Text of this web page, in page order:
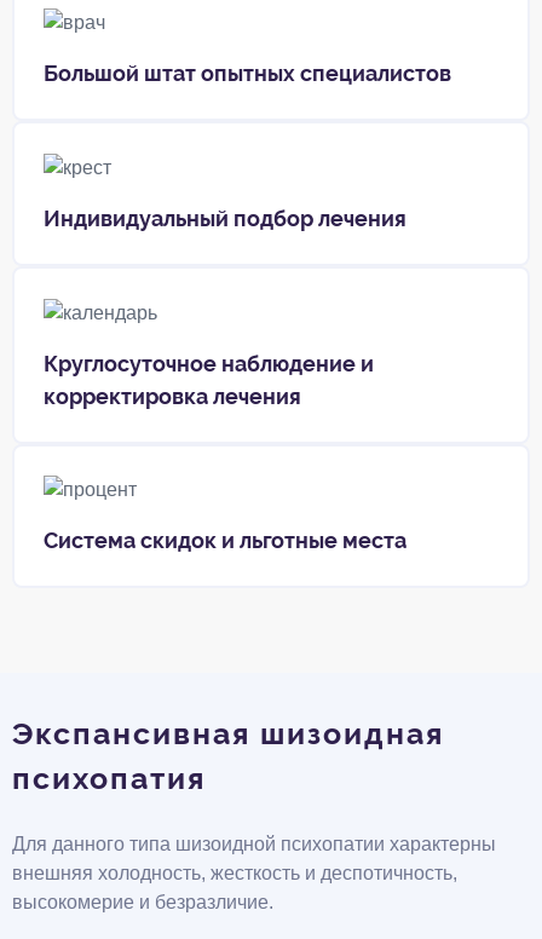
Большой штат опытных специалистов
Индивидуальный подбор лечения
Круглосуточное наблюдение и
корректировка лечения
Система скидок и льготные места
Экспансивная шизоидная
психопатия
Для данного типа шизоидной психопатии характерны
внешняя холодность, жесткость и деспотичность,
высокомерие и безразличие.